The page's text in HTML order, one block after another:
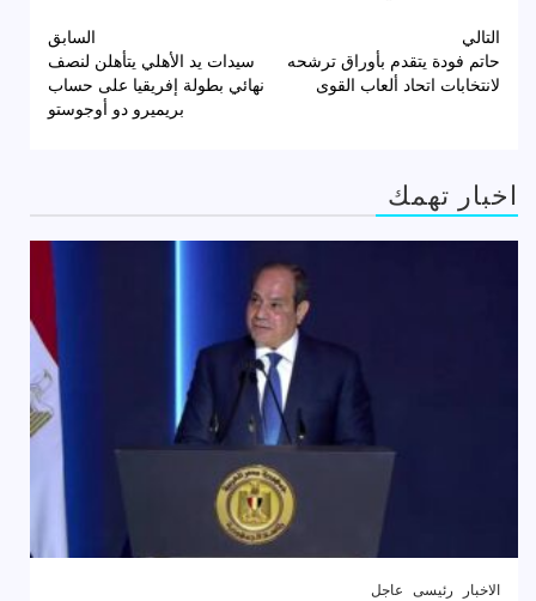
تصفّح
المقالات
السابق
سيدات يد الأهلي يتأهلن لنصف
نهائي بطولة إفريقيا على حساب
بريميرو دو أوجوستو
التالي
حاتم فودة يتقدم بأوراق ترشحه
لانتخابات اتحاد ألعاب القوى
اخبار تهمك
الاخبار رئيسى عاجل